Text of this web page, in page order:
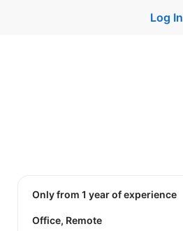
Log In
Only from 1 year of experience
Office, Remote